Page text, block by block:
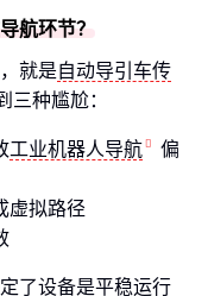
航环节？
就是自动导引车传
三种尴尬：
工业机器人导航
偏
虚拟路径
了设备是平稳运行